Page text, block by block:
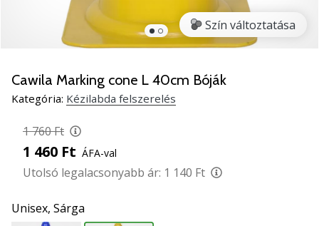
új
PUMA
Accelerate
SQD
kézilabda
Fedezd
fel
Szín változtatása
Cawila Marking cone L 40cm Bóják
Kategória: Kézilabda felszerelés
1 760 Ft
1 460 Ft ÁFA-val
Utolsó legalacsonyabb ár: 1 140 Ft
Unisex, Sárga